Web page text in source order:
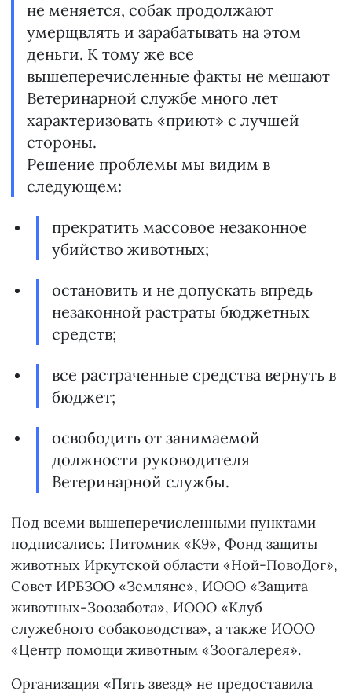
не меняется, собак продолжают
умерщвлять и зарабатывать на этом
деньги. К тому же все
вышеперечисленные факты не мешают
Ветеринарной службе много лет
характеризовать «приют» с лучшей
стороны.
Решение проблемы мы видим в
следующем:
прекратить массовое незаконное
убийство животных;
остановить и не допускать впредь
незаконной растраты бюджетных
средств;
все растраченные средства вернуть в
бюджет;
освободить от занимаемой
должности руководителя
Ветеринарной службы.
Под всеми вышеперечисленными пунктами
подписались: Питомник «К9», Фонд защиты
животных Иркутской области «Ной-ПовоДог»,
Совет ИРБЗОО «Земляне», ИООО «Защита
животных-Зоозабота», ИООО «Клуб
служебного собаководства», а также ИООО
«Центр помощи животным «Зоогалерея».
Организация «Пять звезд» не предоставила